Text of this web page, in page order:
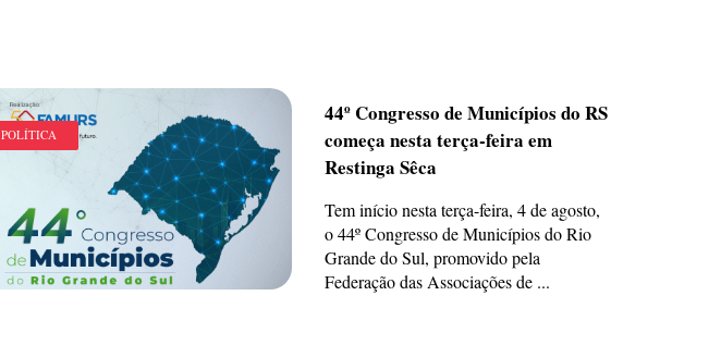
POLÍTICA
44º Congresso de Municípios do RS
começa nesta terça-feira em
Restinga Sêca
Tem início nesta terça-feira, 4 de agosto,
o 44º Congresso de Municípios do Rio
Grande do Sul, promovido pela
Federação das Associações de ...